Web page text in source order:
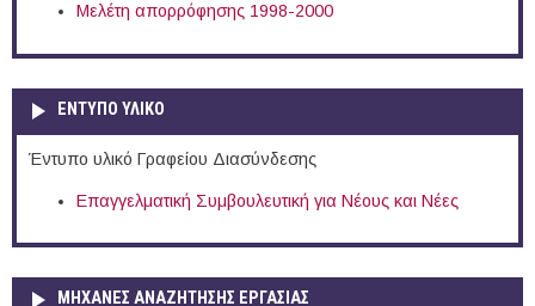
Μελέτη απορρόφησης 1998-2000
ΕΝΤΥΠΟ ΥΛΙΚΟ
Έντυπο υλικό Γραφείου Διασύνδεσης
Επαγγελματική Συμβουλευτική για Νέους και Νέες
ΜΗΧΑΝΕΣ ΑΝΑΖΗΤΗΣΗΣ ΕΡΓΑΣΙΑΣ